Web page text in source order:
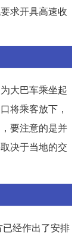
求开具高速收
大巴车乘坐起
将乘客放下，
要注意的是并
决于当地的交
经作出了安排